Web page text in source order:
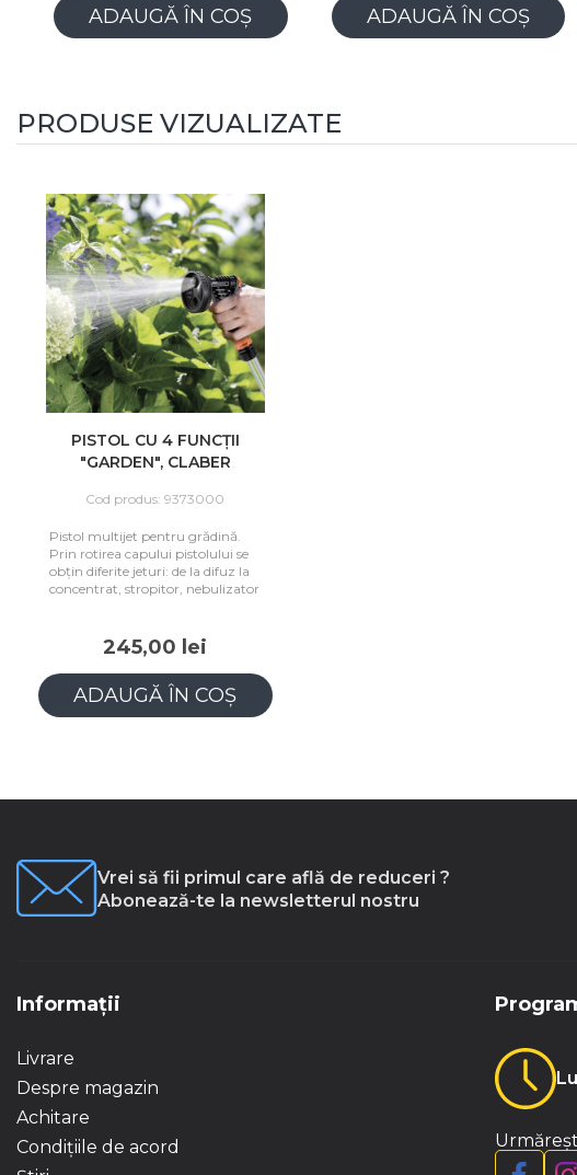
ADAUGĂ ÎN COȘ
ADAUGĂ ÎN COȘ
PRODUSE VIZUALIZATE
PISTOL CU 4 FUNCȚII
"GARDEN", CLABER
Cod produs: 9373000
Pistol multijet pentru grădină.
Prin rotirea capului pistolului se
obțin diferite jeturi: de la difuz la
concentrat, stropitor, nebulizator
245,00 lei
ADAUGĂ ÎN COȘ
Vrei să fii primul care află de reduceri ?
Abonează-te la newsletterul nostru
Informații
Livrare
Despre magazin
Achitare
Condițiile de acord